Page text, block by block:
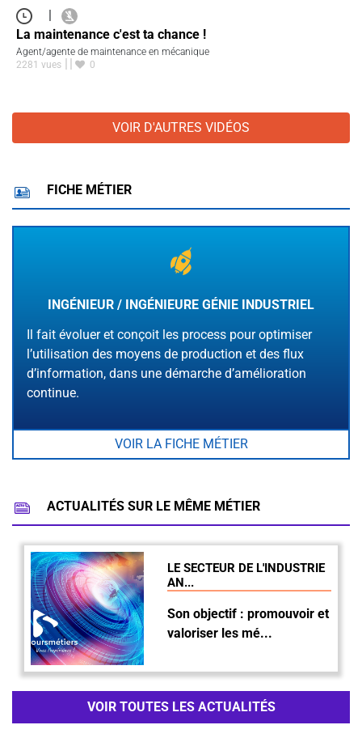
|
La maintenance c'est ta chance !
Agent/agente de maintenance en mécanique
2281 vues
0
VOIR D'AUTRES VIDÉOS
FICHE MÉTIER
INGÉNIEUR / INGÉNIEURE GÉNIE INDUSTRIEL
Il fait évoluer et conçoit les process pour optimiser
l’utilisation des moyens de production et des flux
d’information, dans une démarche d’amélioration
continue.
VOIR LA FICHE MÉTIER
ACTUALITÉS SUR LE MÊME MÉTIER
LE SECTEUR DE L'INDUSTRIE
AN...
Son objectif : promouvoir et
valoriser les mé...
VOIR TOUTES LES ACTUALITÉS